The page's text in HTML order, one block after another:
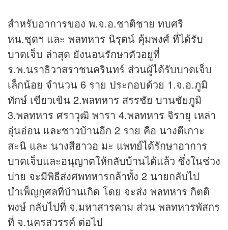
สำหรับอาการของ พ.จ.อ.ชาติชาย ทบศรี
หน.ชุดฯ และ พลทหาร นิรุตน์ คุ้มพงศ์ ที่ได้รับ
บาดเจ็บ ล่าสุด ยังนอนรักษาตัวอยู่ที่
ร.พ.นราธิวาสราชนครินทร์ ส่วนผู้ได้รับบาดเจ็บ
เล็กน้อย จำนวน 6 ราย ประกอบด้วย 1.จ.อ.ภูมิ
ทักษ์ เขียวเขิน 2.พลทหาร สรรชัย บานชัยภูมิ
3.พลทหาร ศราวุฒิ พารา 4.พลทหาร จิรายุ เหล่า
อุ่นอ่อน และชาวบ้านอีก 2 ราย คือ นางตีเกาะ
สะนิ และ นางสีฮาวอ มะ แพทย์ได้รักษาอาการ
บาดเจ็บและอนุญาตให้กลับบ้านได้แล้ว ซึ่งในช่วง
บ่าย จะมีพิธีส่งศพทหารกล้าทั้ง 2 นายกลับไป
บำเพ็ญกุศลที่บ้านเกิด โดย จะส่ง พลทหาร กิตติ
พงษ์ กลับไปที่ จ.มหาสารคาม ส่วน พลทหารพัสกร
ที่ จ.นครสวรรค์ ต่อไป